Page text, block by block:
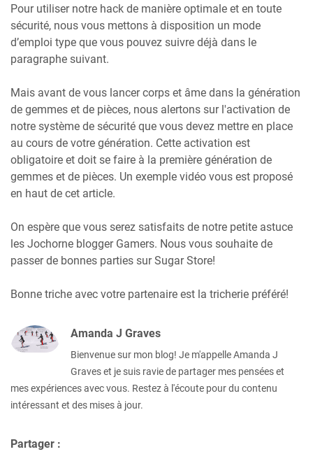
Pour utiliser notre hack de manière optimale et en toute
sécurité, nous vous mettons à disposition un mode
d’emploi type que vous pouvez suivre déjà dans le
paragraphe suivant.
Mais avant de vous lancer corps et âme dans la génération
de gemmes et de pièces, nous alertons sur l'activation de
notre système de sécurité que vous devez mettre en place
au cours de votre génération. Cette activation est
obligatoire et doit se faire à la première génération de
gemmes et de pièces. Un exemple vidéo vous est proposé
en haut de cet article.
On espère que vous serez satisfaits de notre petite astuce
les Jochorne blogger Gamers. Nous vous souhaite de
passer de bonnes parties sur Sugar Store!
Bonne triche avec votre partenaire est la tricherie préféré!
Amanda J Graves
Bienvenue sur mon blog! Je m'appelle Amanda J
Graves et je suis ravie de partager mes pensées et
mes expériences avec vous. Restez à l'écoute pour du contenu
intéressant et des mises à jour.
Partager :